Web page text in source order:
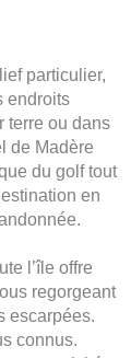
particulier,
endroits
terre ou dans
de Madère
du golf tout
en
l’île offre
regorgeant
escarpées.
connus.